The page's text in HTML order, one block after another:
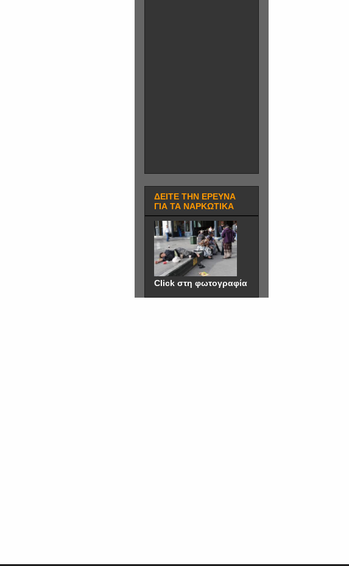
ΔΕΙΤΕ ΤΗΝ ΕΡΕΥΝΑ
ΓΙΑ ΤΑ ΝΑΡΚΩΤΙΚΑ
Click στη φωτογραφία